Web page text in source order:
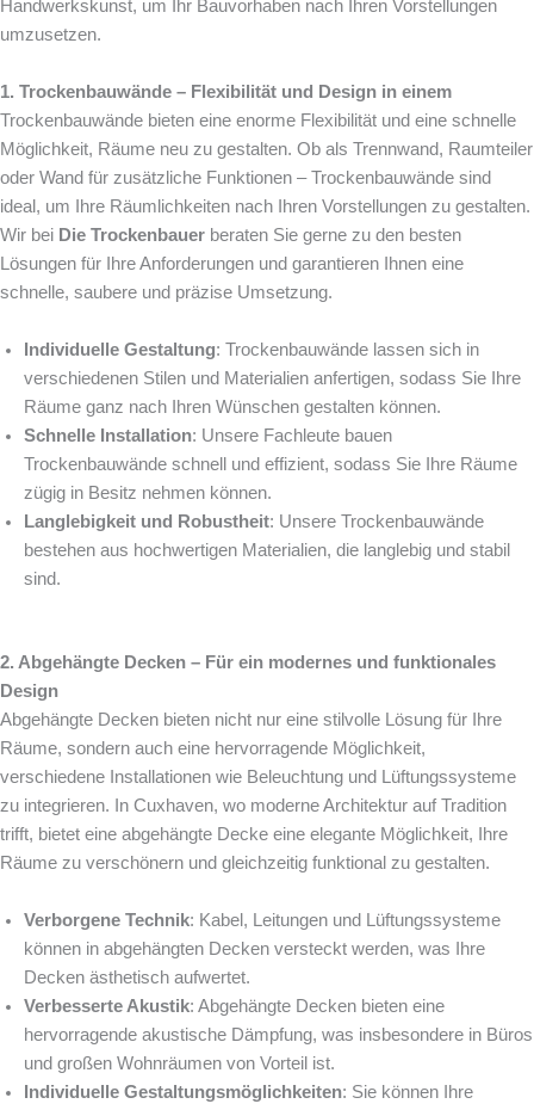
Handwerkskunst, um Ihr Bauvorhaben nach Ihren Vorstellungen
umzusetzen.
1. Trockenbauwände – Flexibilität und Design in einem
Trockenbauwände bieten eine enorme Flexibilität und eine schnelle
Möglichkeit, Räume neu zu gestalten. Ob als Trennwand, Raumteiler
oder Wand für zusätzliche Funktionen – Trockenbauwände sind
ideal, um Ihre Räumlichkeiten nach Ihren Vorstellungen zu gestalten.
Wir bei Die Trockenbauer beraten Sie gerne zu den besten
Lösungen für Ihre Anforderungen und garantieren Ihnen eine
schnelle, saubere und präzise Umsetzung.
Individuelle Gestaltung: Trockenbauwände lassen sich in
verschiedenen Stilen und Materialien anfertigen, sodass Sie Ihre
Räume ganz nach Ihren Wünschen gestalten können.
Schnelle Installation: Unsere Fachleute bauen
Trockenbauwände schnell und effizient, sodass Sie Ihre Räume
zügig in Besitz nehmen können.
Langlebigkeit und Robustheit: Unsere Trockenbauwände
bestehen aus hochwertigen Materialien, die langlebig und stabil
sind.
2. Abgehängte Decken – Für ein modernes und funktionales
Design
Abgehängte Decken bieten nicht nur eine stilvolle Lösung für Ihre
Räume, sondern auch eine hervorragende Möglichkeit,
verschiedene Installationen wie Beleuchtung und Lüftungssysteme
zu integrieren. In Cuxhaven, wo moderne Architektur auf Tradition
trifft, bietet eine abgehängte Decke eine elegante Möglichkeit, Ihre
Räume zu verschönern und gleichzeitig funktional zu gestalten.
Verborgene Technik: Kabel, Leitungen und Lüftungssysteme
können in abgehängten Decken versteckt werden, was Ihre
Decken ästhetisch aufwertet.
Verbesserte Akustik: Abgehängte Decken bieten eine
hervorragende akustische Dämpfung, was insbesondere in Büros
und großen Wohnräumen von Vorteil ist.
Individuelle Gestaltungsmöglichkeiten: Sie können Ihre